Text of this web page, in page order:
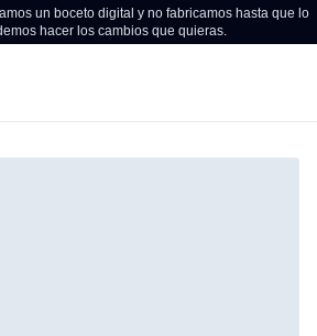
un boceto digital y no fabricamos hasta que lo
hacer los cambios que quieras.